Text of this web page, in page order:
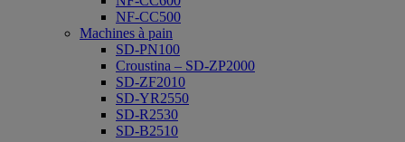
NF-CC500
Machines à pain
SD-PN100
Croustina – SD-ZP2000
SD-ZF2010
SD-YR2550
SD-R2530
SD-B2510